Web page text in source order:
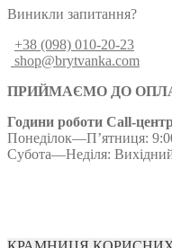
Виникли запитання?
+38 (098) 010-20-23
shop@brytvanka.com
ПРИЙМАЄМО ДО
Години роботи Call-
Понеділок—П’ятниця:
Субота—Неділя: